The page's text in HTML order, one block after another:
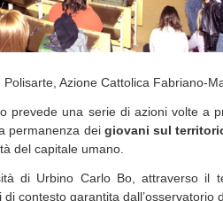
Polisarte, Azione Cattolica Fabriano-
prevede una serie di azioni volte a
permanenza dei giovani sul
del capitale umano.
di Urbino Carlo Bo, attraverso
di contesto garantita dall’osservatorio